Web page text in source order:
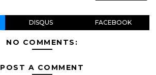
DISQUS FACEBOOK
NO COMMENTS:
POST A COMMENT